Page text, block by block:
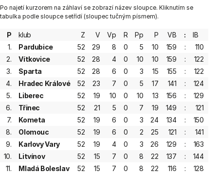
Po najetí kurzorem na záhlaví se zobrazí název sloupce. Kliknutím se
tabulka podle sloupce setřídí (sloupec tučným písmem).
P klub Z V Vp R Pp P VB :
IB
1.
Pardubice 52 29 8 0 5 10 159 : 110
2.
Vítkovice 52 28 4 0 10 10 159 : 122
3.
Sparta 52 28 6 0 3 15 155 : 122
4.
Hradec Králové 52 23 7 0 5 17 141 : 124
5.
Liberec 52 19 10 0 10 13 156 : 129
6.
Třinec 52 21 5 0 7 19 149 : 121
7.
Kometa 52 19 6 0 3 24 134 : 150
8.
Olomouc 52 19 6 0 2 25 121 : 141
9.
Karlovy Vary 52 19 4 0 3 26 129 : 163
10.
Litvínov 52 15 7 0 8 22 137 : 144
11.
Mladá Boleslav 52 15 7 0 8 22 116 : 128